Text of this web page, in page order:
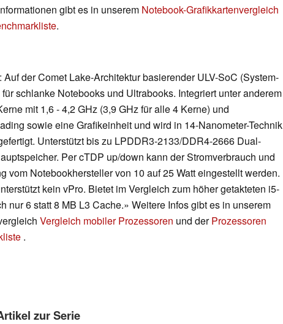
gibt es in unserem Notebook-Grafikkartenvergleich
.
: Auf der Comet Lake-Architektur basierender ULV-SoC (System-
schlanke Notebooks und Ultrabooks. Integriert unter anderem
mit 1,6 - 4,2 GHz (3,9 GHz für alle 4 Kerne) und
sowie eine Grafikeinheit und wird in 14-Nanometer-Technik
Unterstützt bis zu LPDDR3-2133/DDR4-2666 Dual-
Per cTDP up/down kann der Stromverbrauch und
vom Notebookhersteller von 10 auf 25 Watt eingestellt werden.
kein vPro. Bietet im Vergleich zum höher getakteten i5-
nur 6 statt 8 MB L3 Cache.» Weitere Infos gibt es in unserem
Vergleich mobiler Prozessoren und derProzessoren
.
zur Serie